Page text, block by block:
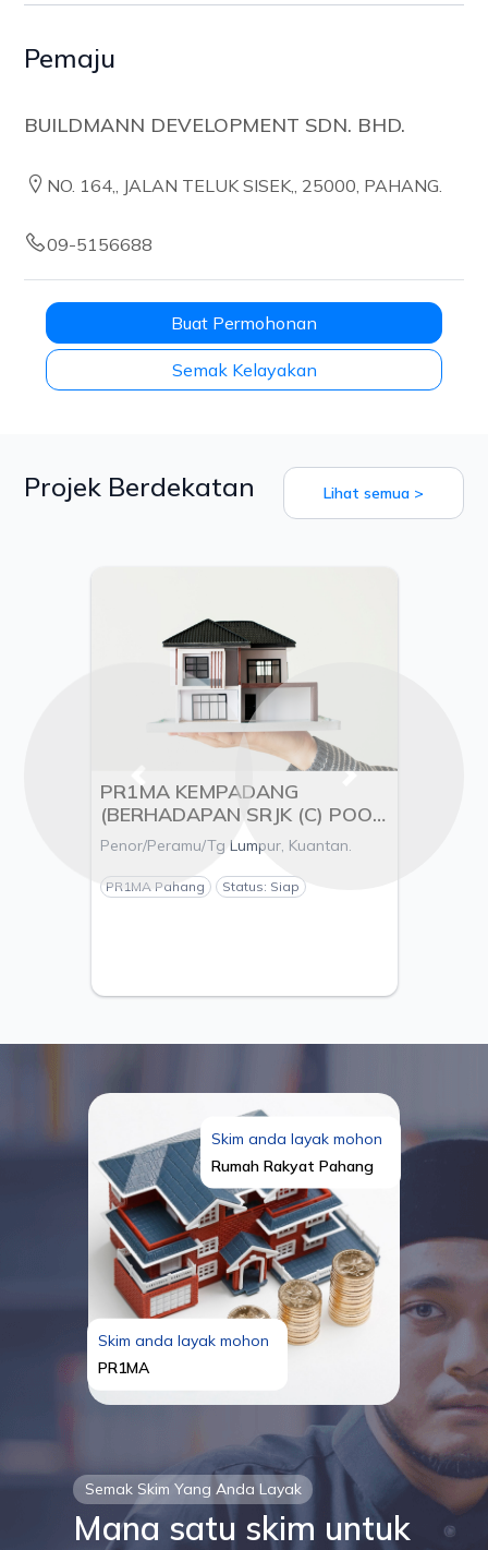
Pemaju
BUILDMANN DEVELOPMENT SDN. BHD.
NO. 164,, JALAN TELUK SISEK,, 25000, PAHANG.
09-5156688
Buat Permohonan
Semak Kelayakan
Projek Berdekatan Lihat semua >
PR1MA KEMPADANG
(BERHADAPAN SRJK (C) POOI
MING), MUKIM KUALA
KUANTAN, DAERAH
KUANTAN, PAHANG - PEMAJU
ESTANIA S/B
Penor/Peramu/Tg Lumpur, Kuantan.
PR1MA Pahang Status: Siap
Previous
Semak Skim Yang Anda Layak
Mana satu skim untuk
Skim anda layak mohon
Rumah Rakyat Pahang
Skim anda layak mohon
PR1MA